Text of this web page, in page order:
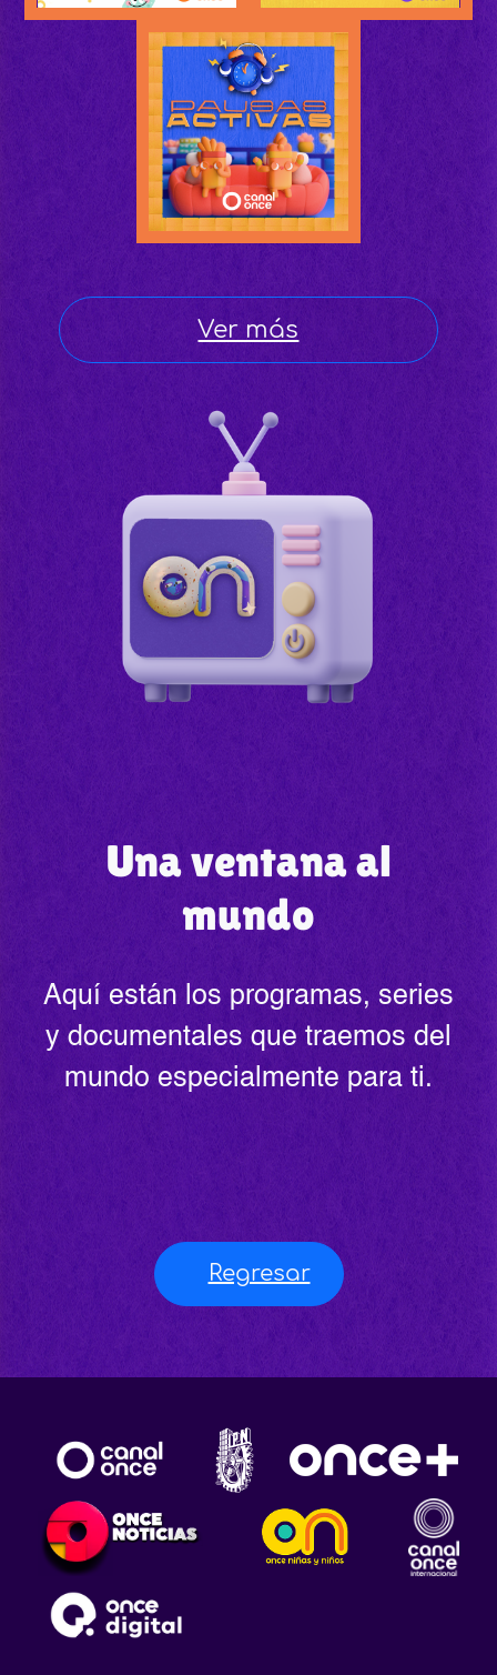
Ver más
Una ventana al
mundo
Aquí están los programas, series
y documentales que traemos del
mundo especialmente para ti.
Regresar